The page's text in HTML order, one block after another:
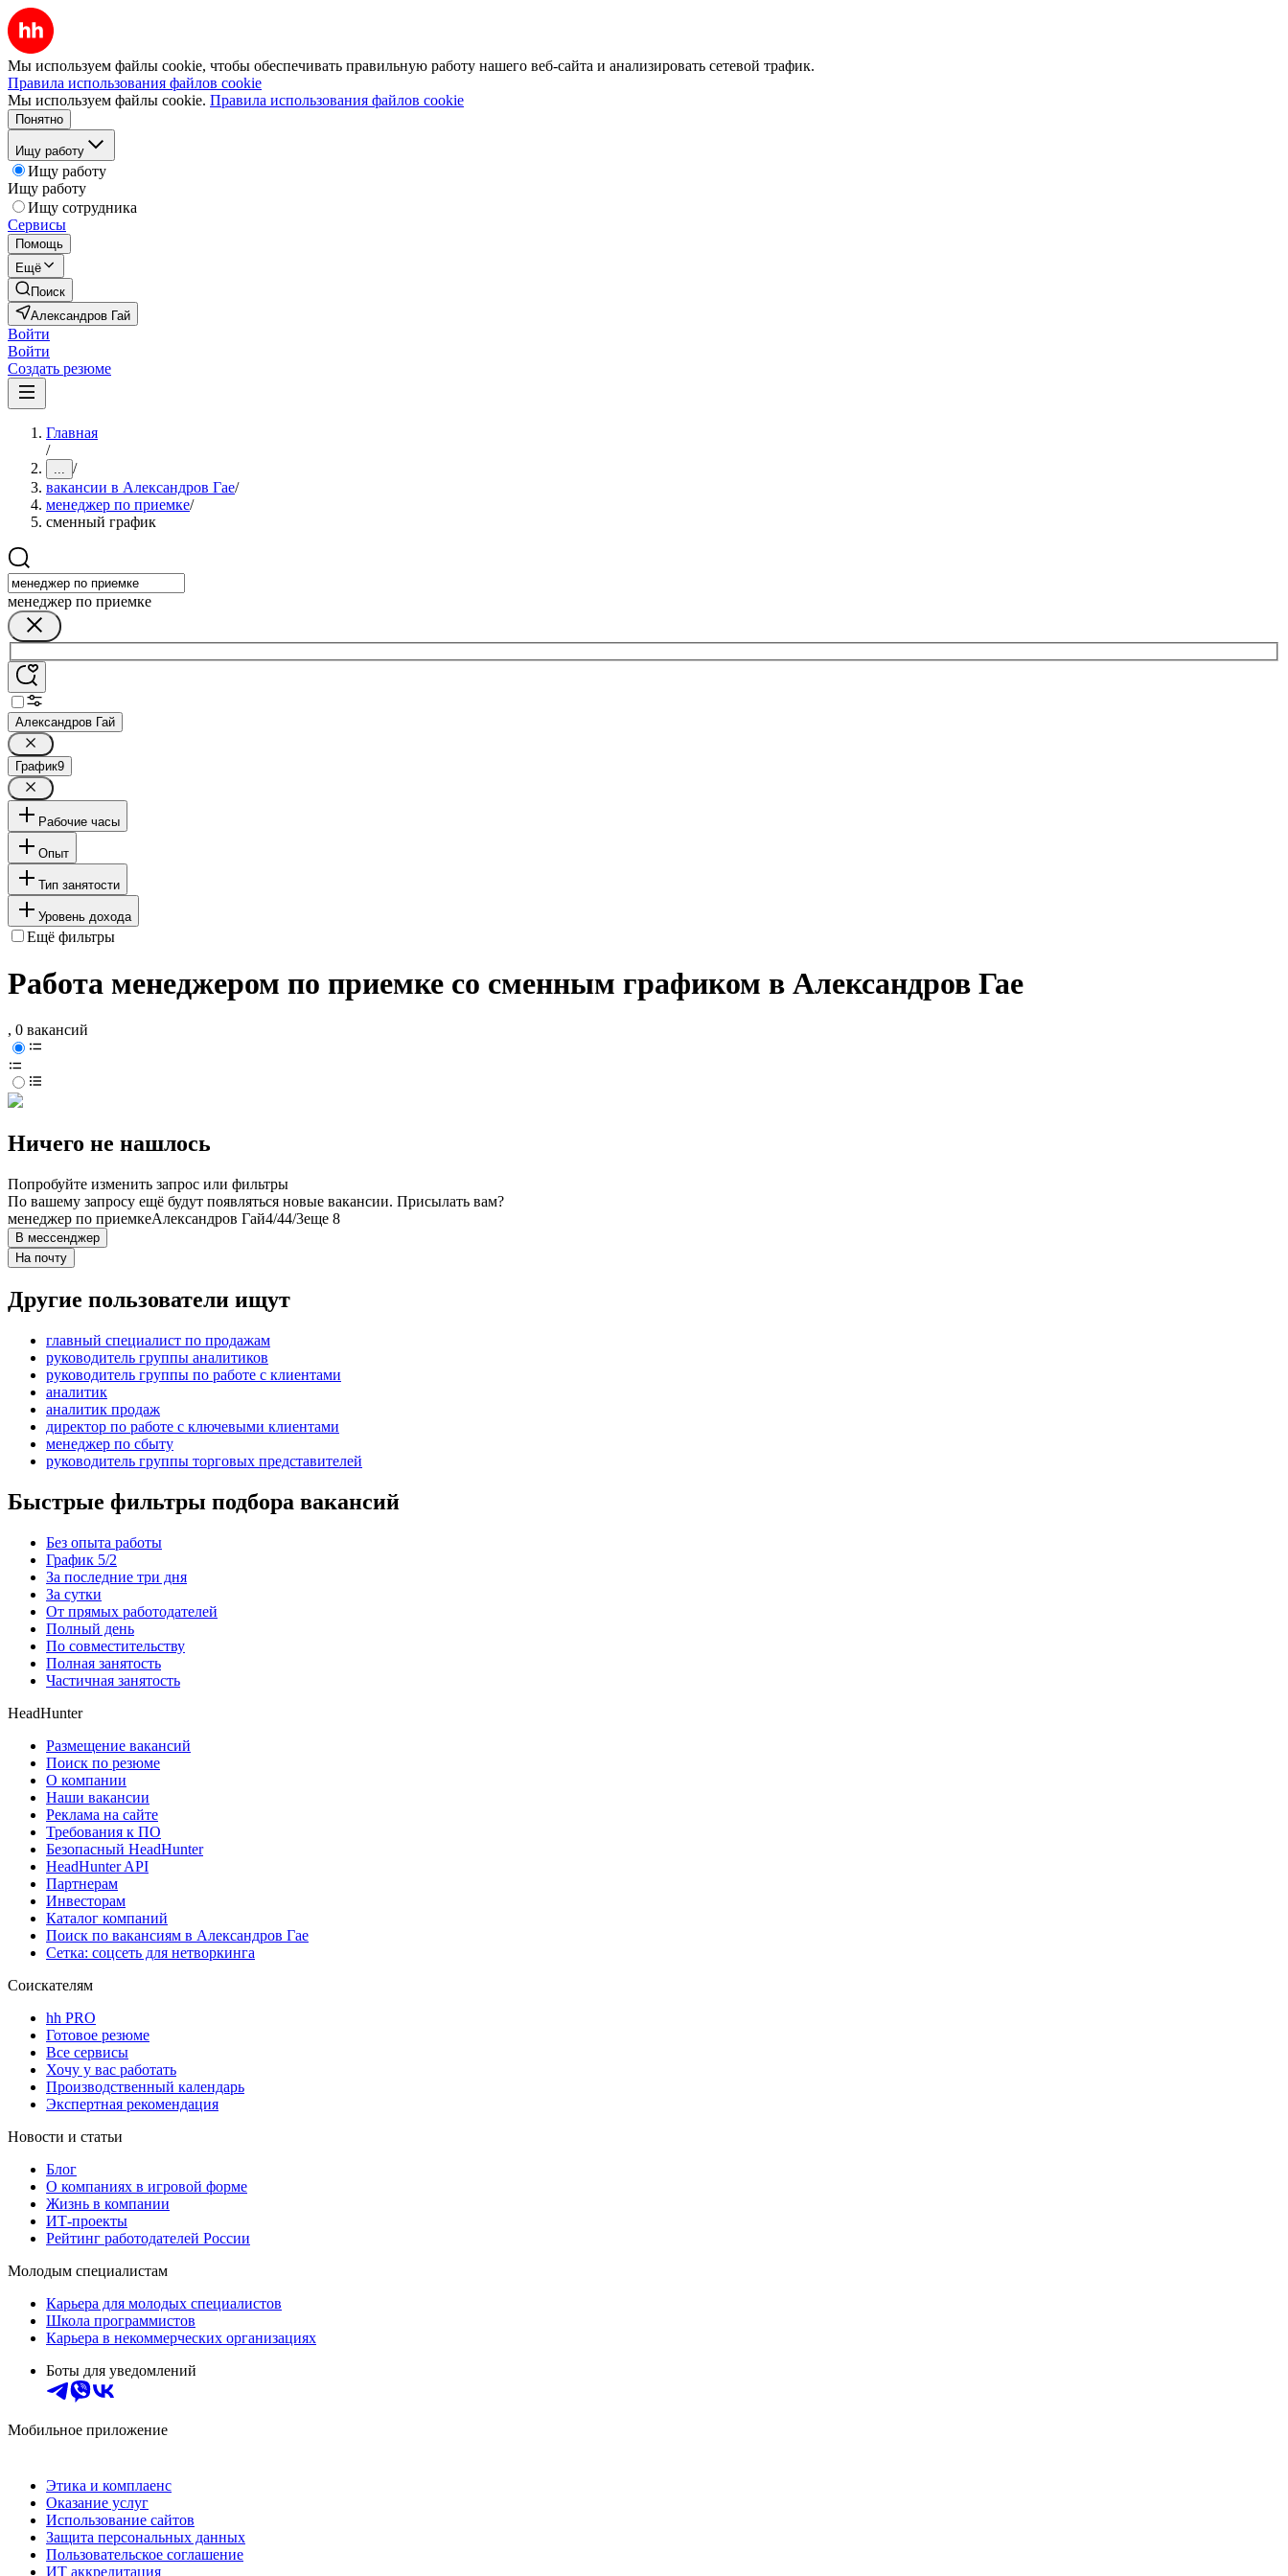
Мы используем файлы cookie, чтобы обеспечивать правильную работу нашего веб-сайта и анализировать сетевой трафик.
Правила использования файлов cookie
Мы используем файлы cookie. Правила использования файлов cookie
Понятно
Ищу работу
Ищу работу
Ищу работу
Ищу сотрудника
Сервисы
Помощь
Ещё
Поиск
Александров Гай
Войти
Войти
Создать резюме
Главная
/
... /
вакансии в Александров Гае/
менеджер по приемке/
сменный график
менеджер по приемке
Александров Гай
График9
Рабочие часы
Опыт
Тип занятости
Уровень дохода
Ещё фильтры
Работа менеджером по приемке со сменным графиком в Александров Гае
, 0 вакансий
Ничего не нашлось
Попробуйте изменить запрос или фильтры
По вашему запросу ещё будут появляться новые вакансии. Присылать вам?
менеджер по приемкеАлександров Гай4/44/3еще 8
В мессенджер
На почту
Другие пользователи ищут
главный специалист по продажам
руководитель группы аналитиков
руководитель группы по работе с клиентами
аналитик
аналитик продаж
директор по работе с ключевыми клиентами
менеджер по сбыту
руководитель группы торговых представителей
Быстрые фильтры подбора вакансий
Без опыта работы
График 5/2
За последние три дня
За сутки
От прямых работодателей
Полный день
По совместительству
Полная занятость
Частичная занятость
HeadHunter
Размещение вакансий
Поиск по резюме
О компании
Наши вакансии
Реклама на сайте
Требования к ПО
Безопасный HeadHunter
HeadHunter API
Партнерам
Инвесторам
Каталог компаний
Поиск по вакансиям в Александров Гае
Сетка: соцсеть для нетворкинга
Соискателям
hh PRO
Готовое резюме
Все сервисы
Хочу у вас работать
Производственный календарь
Экспертная рекомендация
Новости и статьи
Блог
О компаниях в игровой форме
Жизнь в компании
ИТ-проекты
Рейтинг работодателей России
Молодым специалистам
Карьера для молодых специалистов
Школа программистов
Карьера в некоммерческих организациях
Боты для уведомлений
Мобильное приложение
Этика и комплаенс
Оказание услуг
Использование сайтов
Защита персональных данных
Пользовательское соглашение
ИТ аккредитация